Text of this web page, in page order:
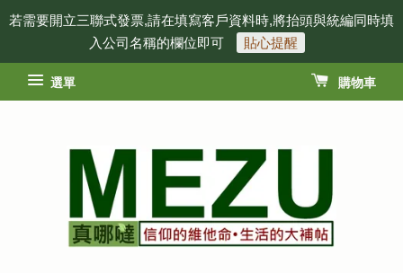
若需要開立三聯式發票,請在填寫客戶資料時,將抬頭與統編同時填
入公司名稱的欄位即可
貼心提醒
選單 購物車